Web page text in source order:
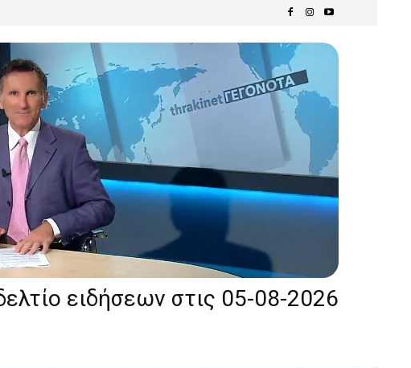
ειδήσεων στις 05-08-2026